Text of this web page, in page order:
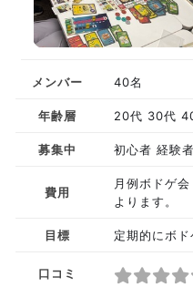
メンバー 40名
年齢層 20代 30代
募集中 初心者 経験
費用
月例ボドゲ
よります。
目標 定期的にボ
口コミ